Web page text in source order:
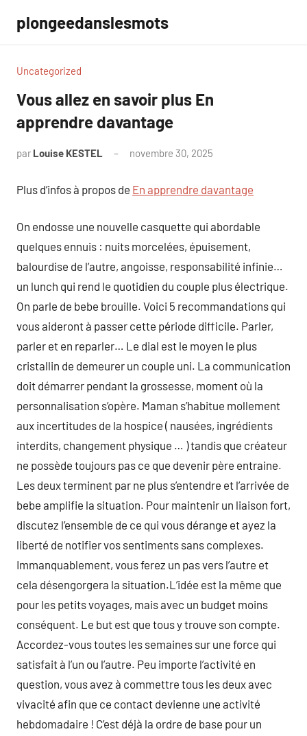
contenu
plongeedanslesmots
Uncategorized
Vous allez en savoir plus En
apprendre davantage
par Louise KESTEL novembre 30, 2025
Plus d’infos à propos de En apprendre davantage
On endosse une nouvelle casquette qui abordable
quelques ennuis : nuits morcelées, épuisement,
balourdise de l’autre, angoisse, responsabilité infinie…
un lunch qui rend le quotidien du couple plus électrique.
On parle de bebe brouille. Voici 5 recommandations qui
vous aideront à passer cette période difficile. Parler,
parler et en reparler… Le dial est le moyen le plus
cristallin de demeurer un couple uni. La communication
doit démarrer pendant la grossesse, moment où la
personnalisation s’opère. Maman s’habitue mollement
aux incertitudes de la hospice ( nausées, ingrédients
interdits, changement physique … ) tandis que créateur
ne possède toujours pas ce que devenir père entraine.
Les deux terminent par ne plus s’entendre et l’arrivée de
bebe amplifie la situation. Pour maintenir un liaison fort,
discutez l’ensemble de ce qui vous dérange et ayez la
liberté de notifier vos sentiments sans complexes.
Immanquablement, vous ferez un pas vers l’autre et
cela désengorgera la situation.L’idée est la même que
pour les petits voyages, mais avec un budget moins
conséquent. Le but est que tous y trouve son compte.
Accordez-vous toutes les semaines sur une force qui
satisfait à l’un ou l’autre. Peu importe l’activité en
question, vous avez à commettre tous les deux avec
vivacité afin que ce contact devienne une activité
hebdomadaire ! C’est déjà la ordre de base pour un